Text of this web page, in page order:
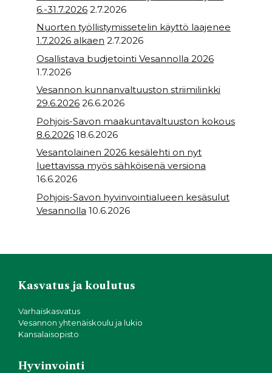
6.-31.7.2026 2.7.2026
Nuorten työllistymissetelin käyttö laajenee
1.7.2026 alkaen 2.7.2026
Osallistava budjetointi Vesannolla 2026
1.7.2026
Vesannon kunnanvaltuuston striimilinkki
29.6.2026 26.6.2026
Pohjois-Savon maakuntavaltuuston kokous
8.6.2026 18.6.2026
Vesantolainen 2026 kesälehti on nyt
luettavissa myös sähköisenä versiona
16.6.2026
Pohjois-Savon hyvinvointialueen kesäsulut
Vesannolla 10.6.2026
Kasvatus ja koulutus
Varhaiskasvatus
Vesannon yhtenäiskoulu ja lukio
Kansalaisopisto
Hyvinvointi